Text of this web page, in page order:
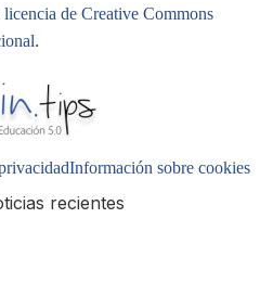
licencia de Creative Commons
.
Información sobre cookies
recientes